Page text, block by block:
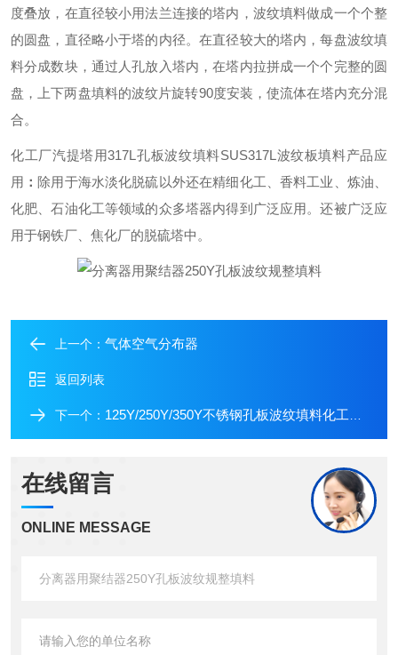
度叠放，在直径较小用法兰连接的塔内，波纹填料做成一个个整
的圆盘，直径略小于塔的内径。在直径较大的塔内，每盘波纹填
料分成数块，通过人孔放入塔内，在塔内拉拼成一个个完整的圆
盘，上下两盘填料的波纹片旋转90度安装，使流体在塔内充分混
合。
化工厂汽提塔用317L孔板波纹填料SUS317L波纹板填料产品应
用 ： 除用于海水淡化脱硫以外还在精细化工、香料工业、炼油、
化肥、石油化工等领域的众多塔器内得到广泛应用。还被广泛应
用于钢铁厂、焦化厂的脱硫塔中。
上一个： 气体空气分布器
返回列表
下一个： 125Y/250Y/350Y不锈钢孔板波纹填料化工厂汽提塔用
在线留言
ONLINE MESSAGE